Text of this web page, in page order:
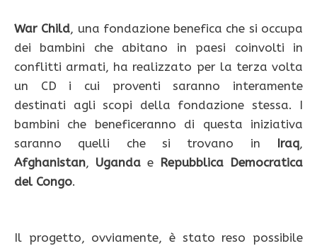
War Child, una fondazione benefica che si occupa
dei bambini che abitano in paesi coinvolti in
conflitti armati, ha realizzato per la terza volta
un CD i cui proventi saranno interamente
destinati agli scopi della fondazione stessa. I
bambini che beneficeranno di questa iniziativa
saranno quelli che si trovano in Iraq,
Afghanistan, Uganda e Repubblica Democratica
del Congo.
Il progetto, ovviamente, è stato reso possibile